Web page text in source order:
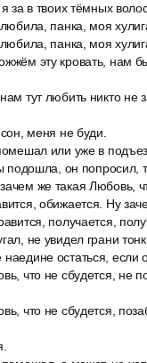
за в твоих тёмных
панка, моя
панка, моя
эту кровать, нам
тут любить никто не
меня не буди.
или уже в
подошла, он попросил,
же такая Любовь,
обижается. Ну
получается,
не увидел грани
остаться, если
что не сбудется, не
что не сбудется,